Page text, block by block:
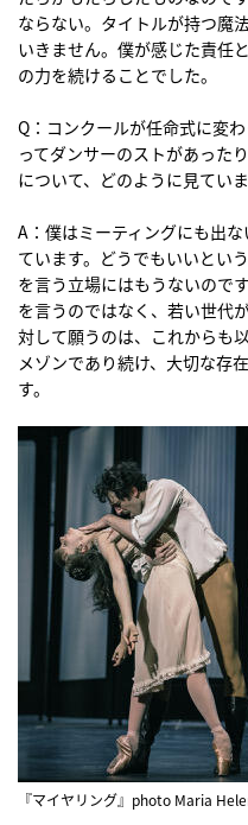
ならない。タイトルが持つ魔
いきません。僕が感じた責任
の力を続けることでした。
Q：コンクールが任命式に変
ってダンサーのストがあった
について、どのように見ていま
A：僕はミーティングにも出
ています。どうでもいいとい
を言う立場にはもうないので
を言うのではなく、若い世代
対して願うのは、これからも
メゾンであり続け、大切な存
す。
『マイヤリング』photo Maria